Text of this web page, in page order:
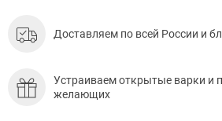
Доставляем по всей России и
Устраиваем открытые варки и
желающих